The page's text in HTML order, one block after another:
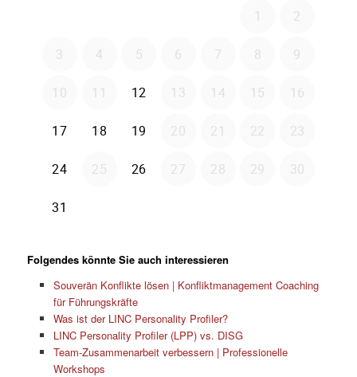
Folgendes könnte Sie auch interessieren
Souverän Konflikte lösen | Konfliktmanagement Coaching
für Führungskräfte
Was ist der LINC Personality Profiler?
LINC Personality Profiler (LPP) vs. DISG
Team-Zusammenarbeit verbessern | Professionelle
Workshops